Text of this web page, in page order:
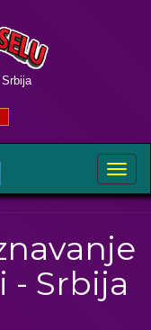
Toggle
- Srbija